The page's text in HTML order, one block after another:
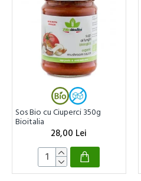
Sos Bio cu Ciuperci 350g
Bioitalia
28,00 Lei